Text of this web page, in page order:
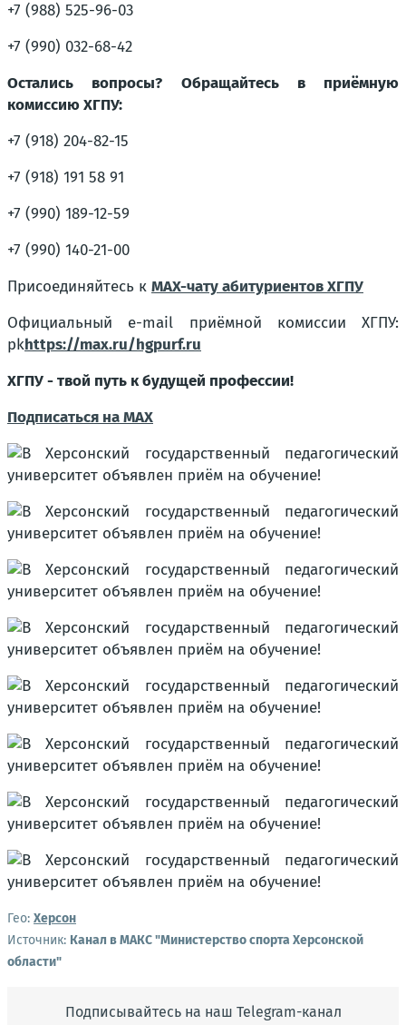
+7 (988) 525-96-03
+7 (990) 032-68-42
Остались вопросы? Обращайтесь в приёмную
комиссию ХГПУ:
+7 (918) 204-82-15
+7 (918) 191 58 91
+7 (990) 189-12-59
+7 (990) 140-21-00
Присоединяйтесь к MAX-чату абитуриентов ХГПУ
Официальный е-mail приёмной комиссии ХГПУ:
pkhttps://max.ru/hgpurf.ru
ХГПУ - твой путь к будущей профессии!
Подписаться на MAX
Гео: Херсон
Источник: Канал в МАКС "Министерство спорта Херсонской
области"
Подписывайтесь на наш Telegram-канал